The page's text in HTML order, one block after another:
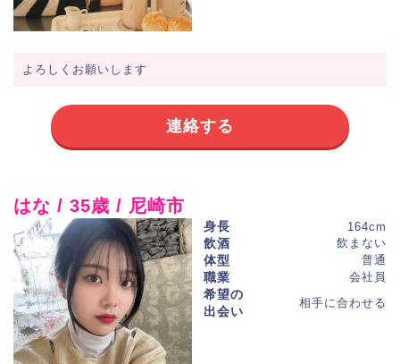
よろしくお願いします
連絡する
はな / 35歳 / 尼崎市
身長 164cm
飲酒 飲まない
体型 普通
職業 会社員
希望の
出会い
相手に合わせる